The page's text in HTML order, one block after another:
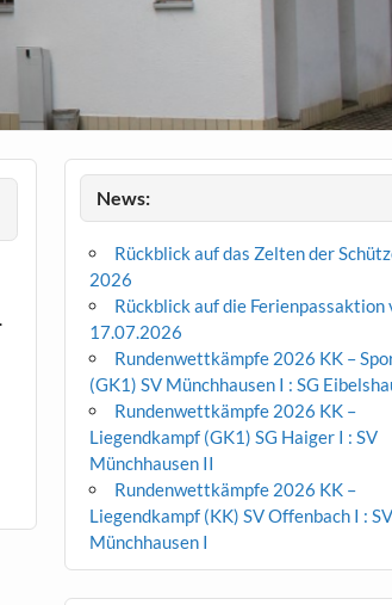
News:
Rückblick auf das Zelten der
2026
Rückblick auf die Ferienpassaktion
17.07.2026
Rundenwettkämpfe 2026 KK –
(GK1) SV Münchhausen I : SG
Rundenwettkämpfe 2026 KK –
Liegendkampf (GK1) SG Haiger I : SV
Münchhausen II
Rundenwettkämpfe 2026 KK –
Liegendkampf (KK) SV Offenbach I : SV
Münchhausen I